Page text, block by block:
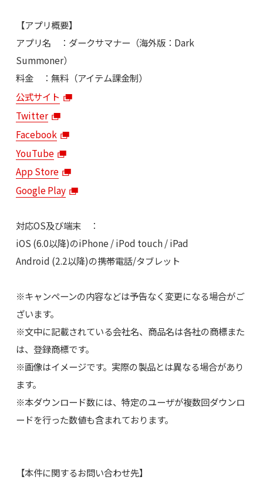
【アプリ概要】
アプリ名 ：ダークサマナー（海外版：Dark
Summoner）
料金 ：無料（アイテム課金制）
公式サイト
Twitter
Facebook
YouTube
App Store
Google Play
対応OS及び端末 ：
iOS (6.0以降)のiPhone / iPod touch / iPad
Android (2.2以降)の携帯電話/タブレット
※キャンペーンの内容などは予告なく変更になる場合がご
ざいます。
※文中に記載されている会社名、商品名は各社の商標また
は、登録商標です。
※画像はイメージです。実際の製品とは異なる場合があり
ます。
※本ダウンロード数には、特定のユーザが複数回ダウンロ
ードを行った数値も含まれております。
【本件に関するお問い合わせ先】